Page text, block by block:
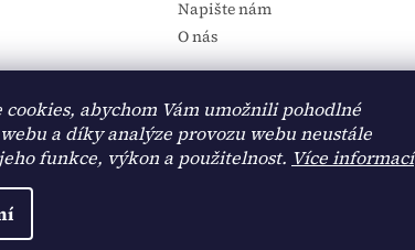
cookies, abychom Vám umožnili pohodlné
a díky analýze provozu webu neustále
funkce, výkon a použitelnost. Více informací
Napište nám
O nás